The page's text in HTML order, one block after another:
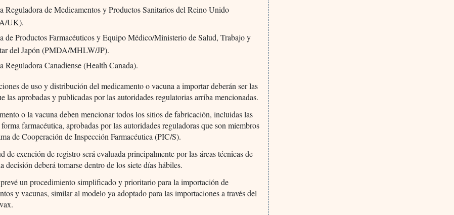
Reguladora de Medicamentos y Productos Sanitarios del Reino Unido
UK).
de Productos Farmacéuticos y Equipo Médico/Ministerio de Salud, Trabajo y
del Japón (PMDA/MHLW/JP).
Reguladora Canadiense (Health Canada).
de uso y distribución del medicamento o vacuna a importar deberán ser las
las aprobadas y publicadas por las autoridades regulatorias arriba mencionadas.
o la vacuna deben mencionar todos los sitios de fabricación, incluidas las
farmacéutica, aprobadas por las autoridades reguladoras que son miembros
de Cooperación de Inspección Farmacéutica (PIC/S).
de exención de registro será evaluada principalmente por las áreas técnicas de
decisión deberá tomarse dentro de los siete días hábiles.
un procedimiento simplificado y prioritario para la importación de
y vacunas, similar al modelo ya adoptado para las importaciones a través del